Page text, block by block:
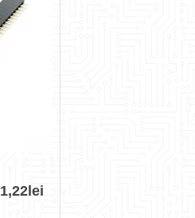
1,22lei